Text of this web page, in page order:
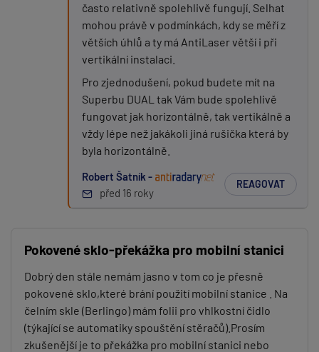
často relativně spolehlivě fungují. Selhat
mohou právě v podmínkách, kdy se měří z
větších úhlů a ty má AntiLaser větší i při
vertikální instalaci.
Pro zjednodušení, pokud budete mít na
Superbu DUAL tak Vám bude spolehlivě
fungovat jak horizontálně, tak vertikálně a
vždy lépe než jakákoli jiná rušička která by
byla horizontálně.
Robert Šatník -
před 16 roky
REAGOVAT
Pokovené sklo-překážka pro mobilní stanici
Dobrý den stále nemám jasno v tom co je přesně
pokovené sklo,které brání použití mobilní stanice . Na
čelním skle (Berlingo) mám folii pro vhlkostní čidlo
(týkající se automatiky spouštění stěračů).Prosím
zkušenější je to překážka pro mobilní stanici nebo